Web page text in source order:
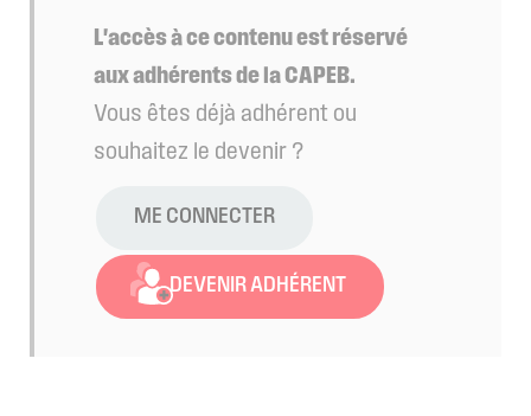
L'accès à ce contenu est réservé
aux adhérents de la CAPEB.
Vous êtes déjà adhérent ou
souhaitez le devenir ?
ME CONNECTER
DEVENIR ADHÉRENT